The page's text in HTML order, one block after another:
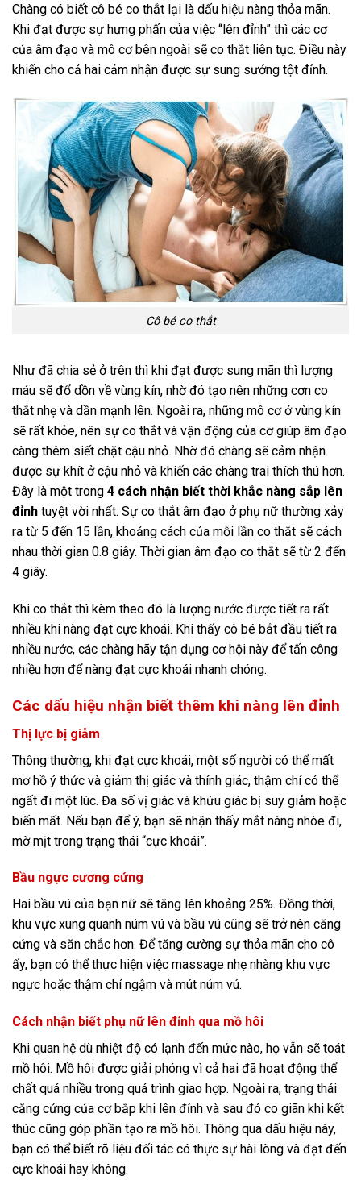
Chàng có biết cô bé co thắt lại là dấu hiệu nàng thỏa mãn.
Khi đạt được sự hưng phấn của việc “lên đỉnh” thì các cơ
của âm đạo và mô cơ bên ngoài sẽ co thắt liên tục. Điều này
khiến cho cả hai cảm nhận được sự sung sướng tột đỉnh.
Cô bé co thắt
Như đã chia sẻ ở trên thì khi đạt được sung mãn thì lượng
máu sẽ đổ dồn về vùng kín, nhờ đó tạo nên những cơn co
thắt nhẹ và dần mạnh lên. Ngoài ra, những mô cơ ở vùng kín
sẽ rất khỏe, nên sự co thắt và vận động của cơ giúp âm đạo
càng thêm siết chặt cậu nhỏ. Nhờ đó chàng sẽ cảm nhận
được sự khít ở cậu nhỏ và khiến các chàng trai thích thú hơn.
Đây là một trong 4 cách nhận biết thời khắc nàng sắp lên
đỉnh tuyệt vời nhất. Sự co thắt âm đạo ở phụ nữ thường xảy
ra từ 5 đến 15 lần, khoảng cách của mỗi lần co thắt sẽ cách
nhau thời gian 0.8 giây. Thời gian âm đạo co thắt sẽ từ 2 đến
4 giây.
Khi co thắt thì kèm theo đó là lượng nước được tiết ra rất
nhiều khi nàng đạt cực khoái. Khi thấy cô bé bắt đầu tiết ra
nhiều nước, các chàng hãy tận dụng cơ hội này để tấn công
nhiều hơn để nàng đạt cực khoái nhanh chóng.
Các dấu hiệu nhận biết thêm khi nàng lên đỉnh
Thị lực bị giảm
Thông thường, khi đạt cực khoái, một số người có thể mất
mơ hồ ý thức và giảm thị giác và thính giác, thậm chí có thể
ngất đi một lúc. Đa số vị giác và khứu giác bị suy giảm hoặc
biến mất. Nếu bạn để ý, bạn sẽ nhận thấy mắt nàng nhòe đi,
mờ mịt trong trạng thái “cực khoái”.
Bầu ngực cương cứng
Hai bầu vú của bạn nữ sẽ tăng lên khoảng 25%. Đồng thời,
khu vực xung quanh núm vú và bầu vú cũng sẽ trở nên căng
cứng và săn chắc hơn. Để tăng cường sự thỏa mãn cho cô
ấy, bạn có thể thực hiện việc massage nhẹ nhàng khu vực
ngực hoặc thậm chí ngậm và mút núm vú.
Cách nhận biết phụ nữ lên đỉnh qua mồ hôi
Khi quan hệ dù nhiệt độ có lạnh đến mức nào, họ vẫn sẽ toát
mồ hôi. Mồ hôi được giải phóng vì cả hai đã hoạt động thể
chất quá nhiều trong quá trình giao hợp. Ngoài ra, trạng thái
căng cứng của cơ bắp khi lên đỉnh và sau đó co giãn khi kết
thúc cũng góp phần tạo ra mồ hôi. Thông qua dấu hiệu này,
bạn có thể biết rõ liệu đối tác có thực sự hài lòng và đạt đến
cực khoái hay không.